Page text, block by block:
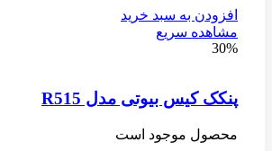
افزودن به سبد خرید
مشاهده سریع
30%
پنکک کیس بیوتی مدل R515
محصول موجود است